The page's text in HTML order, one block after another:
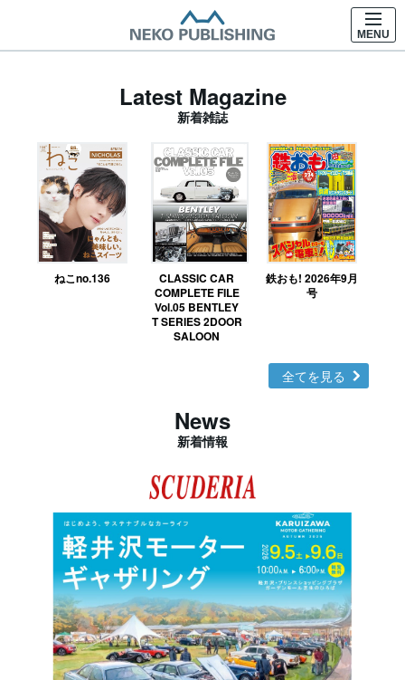
MENU
Latest Magazine
新着雑誌
ねこno.136
CLASSIC CAR
COMPLETE FILE
Vol.05 BENTLEY
T SERIES 2DOOR
SALOON
鉄おも! 2026年9月
号
全てを見る
News
新着情報